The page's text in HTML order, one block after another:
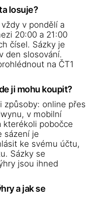
losuje?
v pondělí a
20:00 a 21:00
čísel. Sázky je
den slosování.
na ČT1
ji mohu koupit?
způsoby: online přes
v mobilní
kterékoli pobočce
sázení je
ke svému účtu,
Sázky se
jsou ihned
a jak se